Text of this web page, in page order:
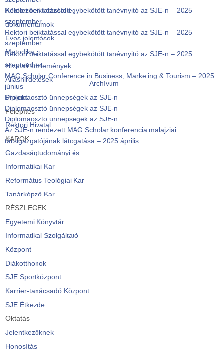
Kötelezően közzétett
dokumentumok
Éves jelentések
Metodika
Hivatali közlemények
Álláshirdetések
Archívum
Projekt
Felépítés
Rektori Hivatal
KAROK
Gazdaságtudományi és
Informatikai Kar
Református Teológiai Kar
Tanárképző Kar
RÉSZLEGEK
Egyetemi Könyvtár
Informatikai Szolgáltató
Központ
Diákotthonok
SJE Sportközpont
Karrier-tanácsadó Központ
SJE Étkezde
Oktatás
Jelentkezőknek
Honosítás
Rektori beiktatással egybekötött tanévnyitó az SJE-n – 2025
szeptember
Rektori beiktatással egybekötött tanévnyitó az SJE-n – 2025
szeptember
Rektori beiktatással egybekötött tanévnyitó az SJE-n – 2025
szeptember
MAG Scholar Conference in Business, Marketing & Tourism – 2025
június
Diplomaosztó ünnepségek az SJE-n
Diplomaosztó ünnepségek az SJE-n
Diplomaosztó ünnepségek az SJE-n
Az SJE-n rendezett MAG Scholar konferencia malajziai
társigazgatójának látogatása – 2025 április